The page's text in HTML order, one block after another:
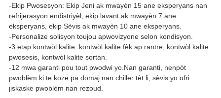
-Ekip Pwosesyon: Ekip Jeni ak mwayèn 15 ane eksperyans nan
refrijerasyon endistriyèl, ekip lavant ak mwayèn 7 ane
eksperyans, ekip Sèvis ak mwayèn 10 ane eksperyans.
-Personalize solisyon toujou apwovizyone selon kondisyon.
-3 etap kontwòl kalite: kontwòl kalite fèk ap rantre, kontwòl kalite
pwosesis, kontwòl kalite sortan.
-12 mwa garanti pou tout pwodwi yo.Nan garanti, nenpòt
pwoblèm ki te koze pa domaj nan chiller tèt li, sèvis yo ofri
jiskaske pwoblèm nan rezoud.